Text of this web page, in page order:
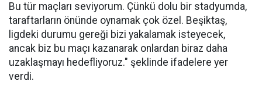
Bu tür maçları seviyorum. Çünkü dolu bir stadyumda,
taraftarların önünde oynamak çok özel. Beşiktaş,
ligdeki durumu gereği bizi yakalamak isteyecek,
ancak biz bu maçı kazanarak onlardan biraz daha
uzaklaşmayı hedefliyoruz." şeklinde ifadelere yer
verdi.